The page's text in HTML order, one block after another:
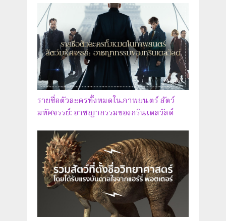
รายชื่อตัวละครทั้งหมดในภาพยนตร์ สัตว์
มหัศจรรย์: อาชญากรรมของกรินเดลวัลด์